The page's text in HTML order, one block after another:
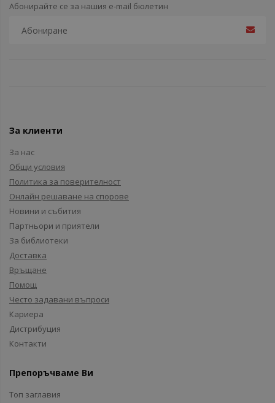
Абонирайте се за нашия e-mail бюлетин
За клиенти
За нас
Общи условия
Политика за поверителност
Онлайн решаване на спорове
Новини и събития
Партньори и приятели
За библиотеки
Доставка
Връщане
Помощ
Често задавани въпроси
Кариера
Дистрибуция
Контакти
Препоръчваме Ви
Топ заглавия